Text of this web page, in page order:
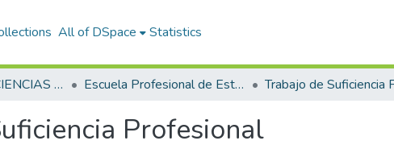
All of DSpace Statistics
FACULTAD DE CIENCIAS DE LA SALUD Escuela Profesional de Estomatología
Profesional